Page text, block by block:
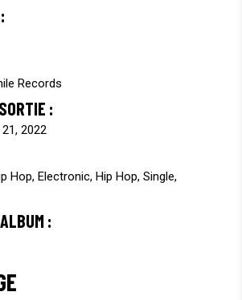
Records
:
2022
Hop, Electronic, Hip Hop, Single,
: